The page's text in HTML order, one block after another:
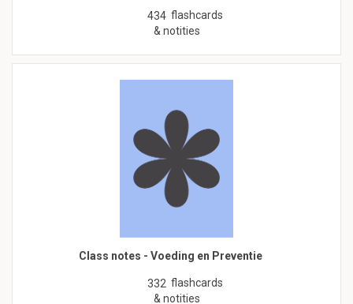
434 flashcards
& notities
Class notes - Voeding en Preventie
332 flashcards
& notities